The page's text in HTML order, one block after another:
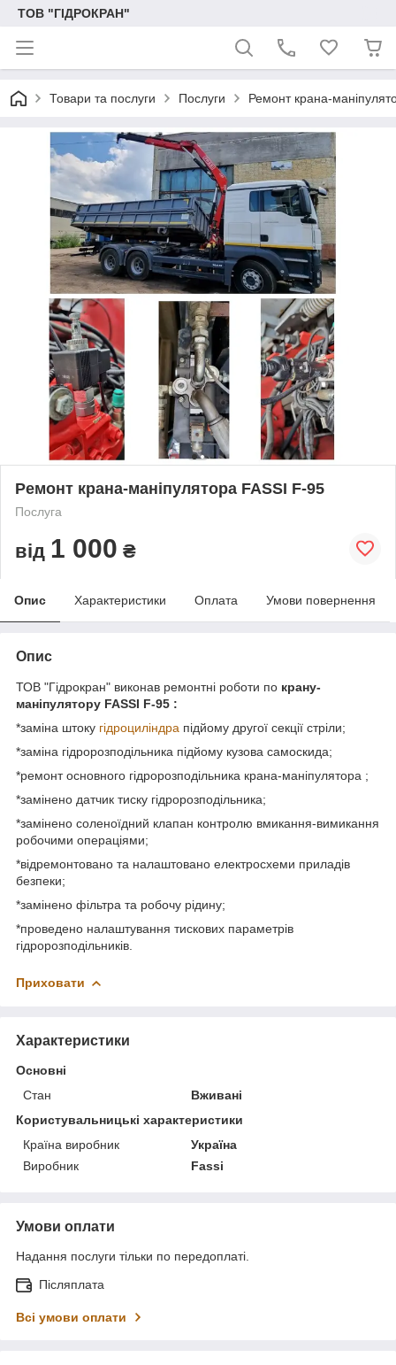
ТОВ "ГІДРОКРАН"
Товари та послуги Послуги Ремонт крана-
Ремонт крана-маніпулятора FASSI F-95
Послуга
від 1 000 ₴
Опис Характеристики Оплата Умови повернення
Опис
ТОВ "Гідрокран" виконав ремонтні роботи по крану-
маніпулятору FASSI F-95 :
*заміна штоку гідроциліндра підйому другої секції стріли;
*заміна гідророзподільника підйому кузова самоскида;
*ремонт основного гідророзподільника крана-маніпулятора ;
*замінено датчик тиску гідророзподільника;
*замінено соленоїдний клапан контролю вмикання-вимикання
робочими операціями;
*відремонтовано та налаштовано електросхеми приладів
безпеки;
*замінено фільтра та робочу рідину;
*проведено налаштування тискових параметрів
гідророзподільників.
Приховати
Характеристики
Основні
Стан
Вживані
Користувальницькі характеристики
Країна виробник
Україна
Виробник
Fassi
Умови оплати
Надання послуги тільки по передоплаті.
Післяплата
Всі умови оплати